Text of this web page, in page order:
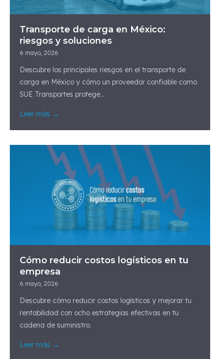
Transporte de carga en México:
riesgos y soluciones
6 mayo, 2026
Descubre los principales riesgos en el transporte de
carga en México y cómo un proveedor confiable como
SUE Transportes protege...
Leer más →
Cómo reducir costos logísticos en tu
empresa
6 mayo, 2026
Descubre cómo reducir costos logísticos y mejorar tu
rentabilidad con ocho estrategias efectivas en tu
cadena de suministro.
Leer más →